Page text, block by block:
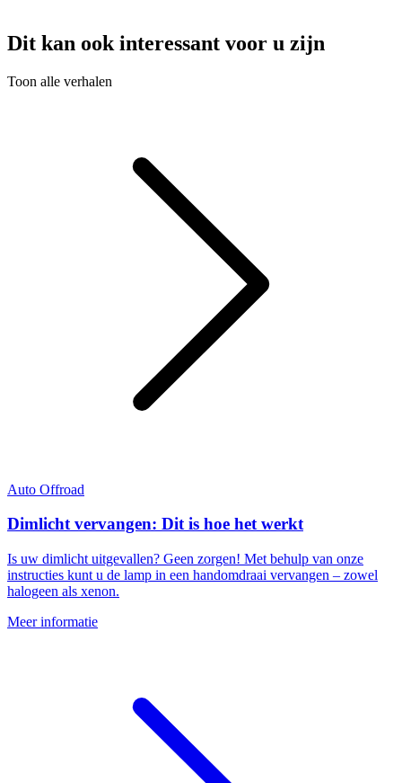
Dit kan ook interessant voor u zijn
Toon alle verhalen
Auto Offroad
Dimlicht vervangen: Dit is hoe het werkt
Is uw dimlicht uitgevallen? Geen zorgen! Met behulp van onze
instructies kunt u de lamp in een handomdraai vervangen – zowel
halogeen als xenon.
Meer informatie